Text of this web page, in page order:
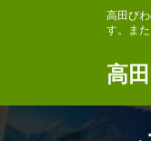
へ
ョ
高田び
す。ま
高